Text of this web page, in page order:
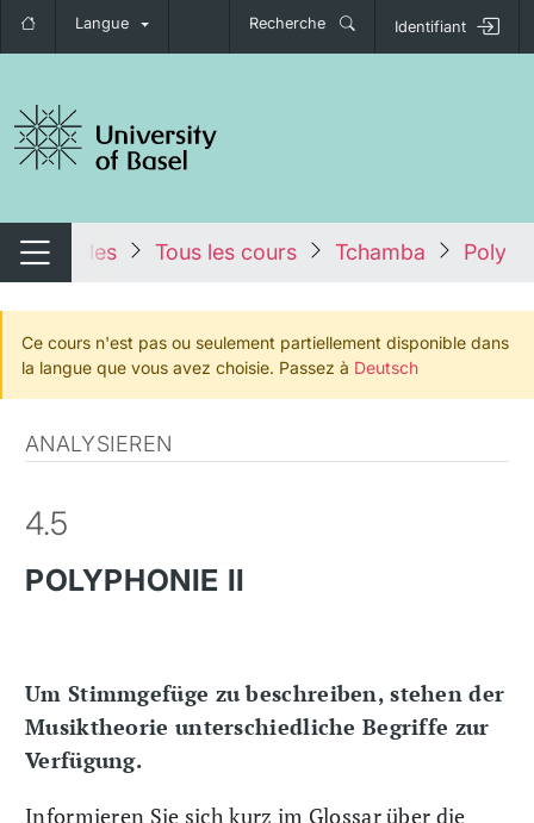
Langue Recherche Identifiant
de navigation
Changer de navigation
tales Tous les cours Tchamba
Ce cours n'est pas ou seulement partiellement disponible dans
la langue que vous avez choisie. Passez à Deutsch
ANALYSIEREN
4.5
POLYPHONIE II
Um Stimmgefüge zu beschreiben, stehen der
Musiktheorie unterschiedliche Begriffe zur
Verfügung.
Informieren Sie sich kurz im Glossar über die